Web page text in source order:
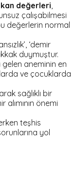
kan değerleri,
çalışabilmesi
değerlerin normal
‘demir
duymuştur.
gelen aneminin en
ve çocuklarda
sağlıklı bir
önemi
teşhis
yol